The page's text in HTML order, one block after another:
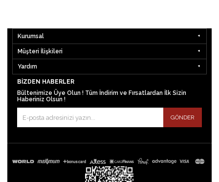
Kurumsal
Müşteri İlişkileri
Yardım
BIZDEN HABERLER
Bültenimize Üye Olun ! Tüm İndirim ve Fırsatlardan İlk Sizin
Haberiniz Olsun !
GÖNDER